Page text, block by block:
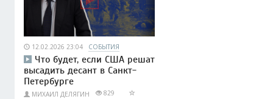
12.02.2026 23:04 СОБЫТИЯ
Что будет, если США решат
высадить десант в Санкт-
Петербурге
МИХАИЛ ДЕЛЯГИН 829